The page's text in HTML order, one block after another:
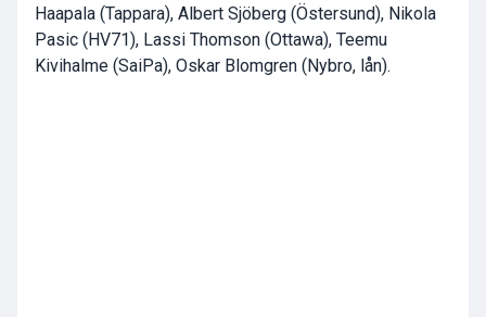
Haapala (Tappara), Albert Sjöberg (Östersund), Nikola
Pasic (HV71), Lassi Thomson (Ottawa), Teemu
Kivihalme (SaiPa), Oskar Blomgren (Nybro, lån).